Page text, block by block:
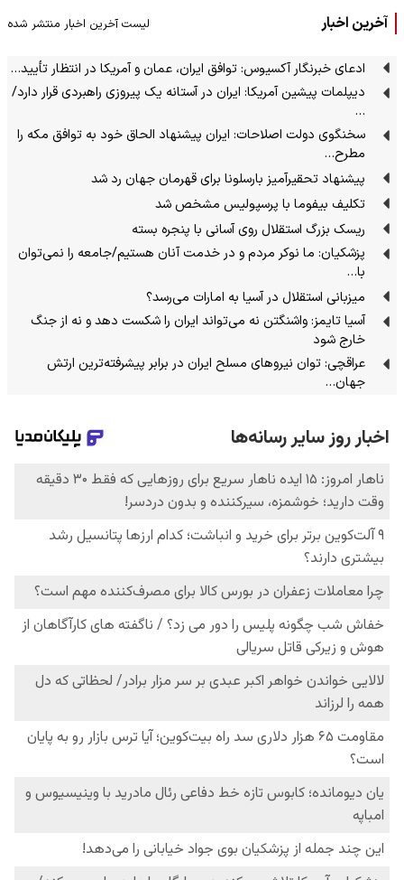
آخرین اخبار لیست آخرین اخبار منتشر شده
ادعای خبرنگار آکسیوس: توافق ایران، عمان و آمریکا در انتظار تأیید…
دیپلمات پیشین آمریکا: ایران در آستانه یک پیروزی راهبردی قرار دارد/
…
سخنگوی دولت اصلاحات: ایران پیشنهاد الحاق خود به توافق مکه را
مطرح…
پیشنهاد تحقیرآمیز بارسلونا برای قهرمان جهان رد شد
تکلیف بیفوما با پرسپولیس مشخص شد
ریسک بزرگ استقلال روی آسانی با پنجره بسته
پزشکیان: ما نوکر مردم و در خدمت آنان هستیم/جامعه را نمی‌توان
با…
میزبانی استقلال در آسیا به امارات می‌رسد؟
آسیا تایمز: واشنگتن نه می‌تواند ایران را شکست دهد و نه از جنگ
خارج شود
عراقچی: توان نیروهای مسلح ایران در برابر پیشرفته‌ترین ارتش
جهان…